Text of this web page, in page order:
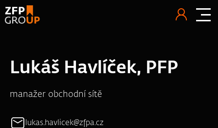
Lukáš Havlíček, PFP
manažer obchodní sítě
lukas.havlicek@zfpa.cz